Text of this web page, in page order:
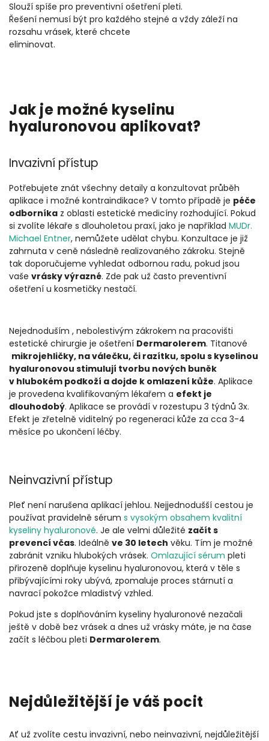
Slouží spíše pro preventivní ošetření pleti.
Řešení nemusí být pro každého stejné a vždy záleží na
rozsahu vrásek, které chcete
eliminovat.
Jak je možné kyselinu
hyaluronovou aplikovat?
Invazivní přístup
Potřebujete znát všechny detaily a konzultovat průběh
aplikace i možné kontraindikace? V tomto případě je péče
odborníka z oblasti estetické medicíny rozhodující. Pokud
si zvolíte lékaře s dlouholetou praxí, jako je například MUDr.
Michael Entner, nemůžete udělat chybu. Konzultace je již
zahrnuta v ceně následně realizovaného zákroku. Stejně
tak doporučujeme vyhledat odbornou radu, pokud jsou
vaše vrásky výrazné. Zde pak už často preventivní
ošetření u kosmetičky nestačí.
Nejednoduším , nebolestivým zákrokem na pracovišti
estetické chirurgie je ošetření Dermarolerem. Titanové
mikrojehličky, na válečku, či razítku, spolu s kyselinou
hyaluronovou stimulují tvorbu nových buněk
v hlubokém podkoží a dojde k omlazení kůže. Aplikace
je provedena kvalifikovaným lékařem a efekt je
dlouhodobý. Aplikace se provádí v rozestupu 3 týdnů 3x.
Efekt je zřetelně viditelný po regeneraci kůže za cca 3-4
měsíce po ukončení léčby.
Neinvazivní přístup
Pleť není narušena aplikací jehlou. Nejjednodušší cestou je
používat pravidelně sérum s vysokým obsahem kvalitní
kyseliny hyaluronové. Je ale velmi důležité začít s
prevencí včas. Ideálně ve 30 letech věku. Tím je možné
zabránit vzniku hlubokých vrásek. Omlazující sérum pleti
přirozeně doplňuje kyselinu hyaluronovou, která v těle s
přibývajícími roky ubývá, zpomaluje proces stárnutí a
navrací pokožce mladistvý vzhled.
Pokud jste s doplňováním kyseliny hyaluronové nezačali
ještě v době bez vrásek a dnes už vrásky máte, je na čase
začít s léčbou pleti Dermarolerem.
Nejdůležitější je váš pocit
Ať už zvolíte cestu invazivní, nebo neinvazivní, nejdůležitější